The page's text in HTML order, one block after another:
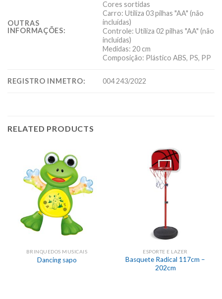
OUTRAS
INFORMAÇÕES:
Cores sortidas
Carro: Utiliza 03 pilhas "AA" (não
incluídas)
Controle: Utiliza 02 pilhas "AA" (não
incluídas)
Medidas: 20 cm
Composição: Plástico ABS, PS, PP
REGISTRO INMETRO: 004 243/2022
RELATED PRODUCTS
BRINQUEDOS MUSICAIS
Dancing sapo
ESPORTE E LAZER
Basquete Radical 117cm –
202cm